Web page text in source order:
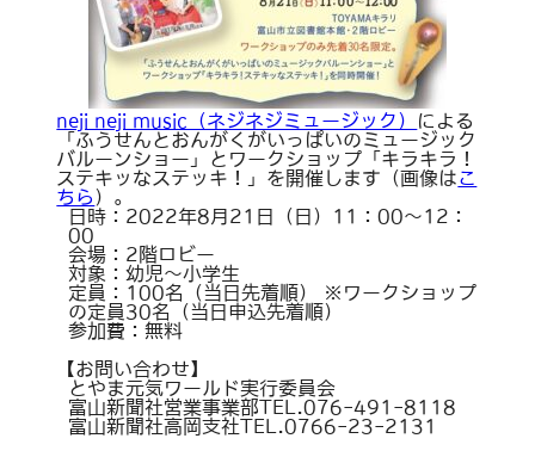
neji neji music（ネジネジミュージック）
による
「ふうせんとおんがくがいっぱいのミュージック
バルーンショー」とワークショップ「キラキラ！
ステキッなステッキ！」を開催します（画像はこ
ちら ）。
日時：2022年8月21日（日）11：00～12：
00
会場：2階ロビー
対象：幼児～小学生
定員：100名（当日先着順） ※ワークショップ
の定員30名（当日申込先着順）
参加費：無料
【お問い合わせ】
とやま元気ワールド実行委員会
富山新聞社営業事業部TEL.076-491-8118
富山新聞社高岡支社TEL.0766-23-2131